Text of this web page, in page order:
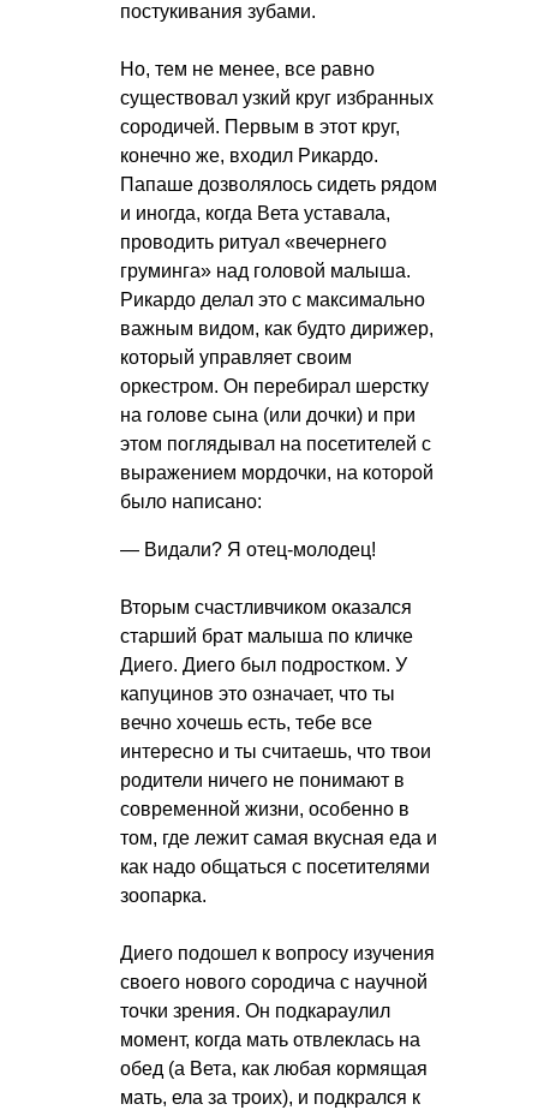
постукивания зубами.
Но, тем не менее, все равно
существовал узкий круг избранных
сородичей. Первым в этот круг,
конечно же, входил Рикардо.
Папаше дозволялось сидеть рядом
и иногда, когда Вета уставала,
проводить ритуал «вечернего
груминга» над головой малыша.
Рикардо делал это с максимально
важным видом, как будто дирижер,
который управляет своим
оркестром. Он перебирал шерстку
на голове сына (или дочки) и при
этом поглядывал на посетителей с
выражением мордочки, на которой
было написано:
— Видали? Я отец-молодец!
Вторым счастливчиком оказался
старший брат малыша по кличке
Диего. Диего был подростком. У
капуцинов это означает, что ты
вечно хочешь есть, тебе все
интересно и ты считаешь, что твои
родители ничего не понимают в
современной жизни, особенно в
том, где лежит самая вкусная еда и
как надо общаться с посетителями
зоопарка.
Диего подошел к вопросу изучения
своего нового сородича с научной
точки зрения. Он подкараулил
момент, когда мать отвлеклась на
обед (а Вета, как любая кормящая
мать, ела за троих), и подкрался к